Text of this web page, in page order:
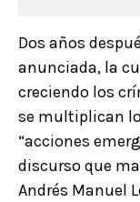
Dos años
anunciada, la
creciendo los
se multiplican
“acciones
discurso que
Andrés Manuel